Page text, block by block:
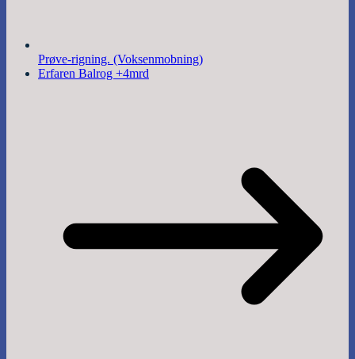
Prøve-rigning. (Voksenmobning)
Erfaren Balrog +4mrd